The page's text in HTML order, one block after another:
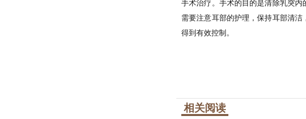
手术治疗。手术的目的是清除乳突
需要注意耳部的护理，保持耳部清
得到有效控制。
相关阅读